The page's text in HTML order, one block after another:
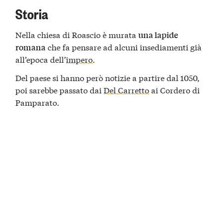
Storia
Nella chiesa di Roascio è muratauna lapide
romanache fa pensare ad alcuni insediamenti già
all’epoca dell’impero.
Del paese si hanno però notizie a partire dal 1050,
poi sarebbe passato daiDel Carrettoai Cordero di
Pamparato.